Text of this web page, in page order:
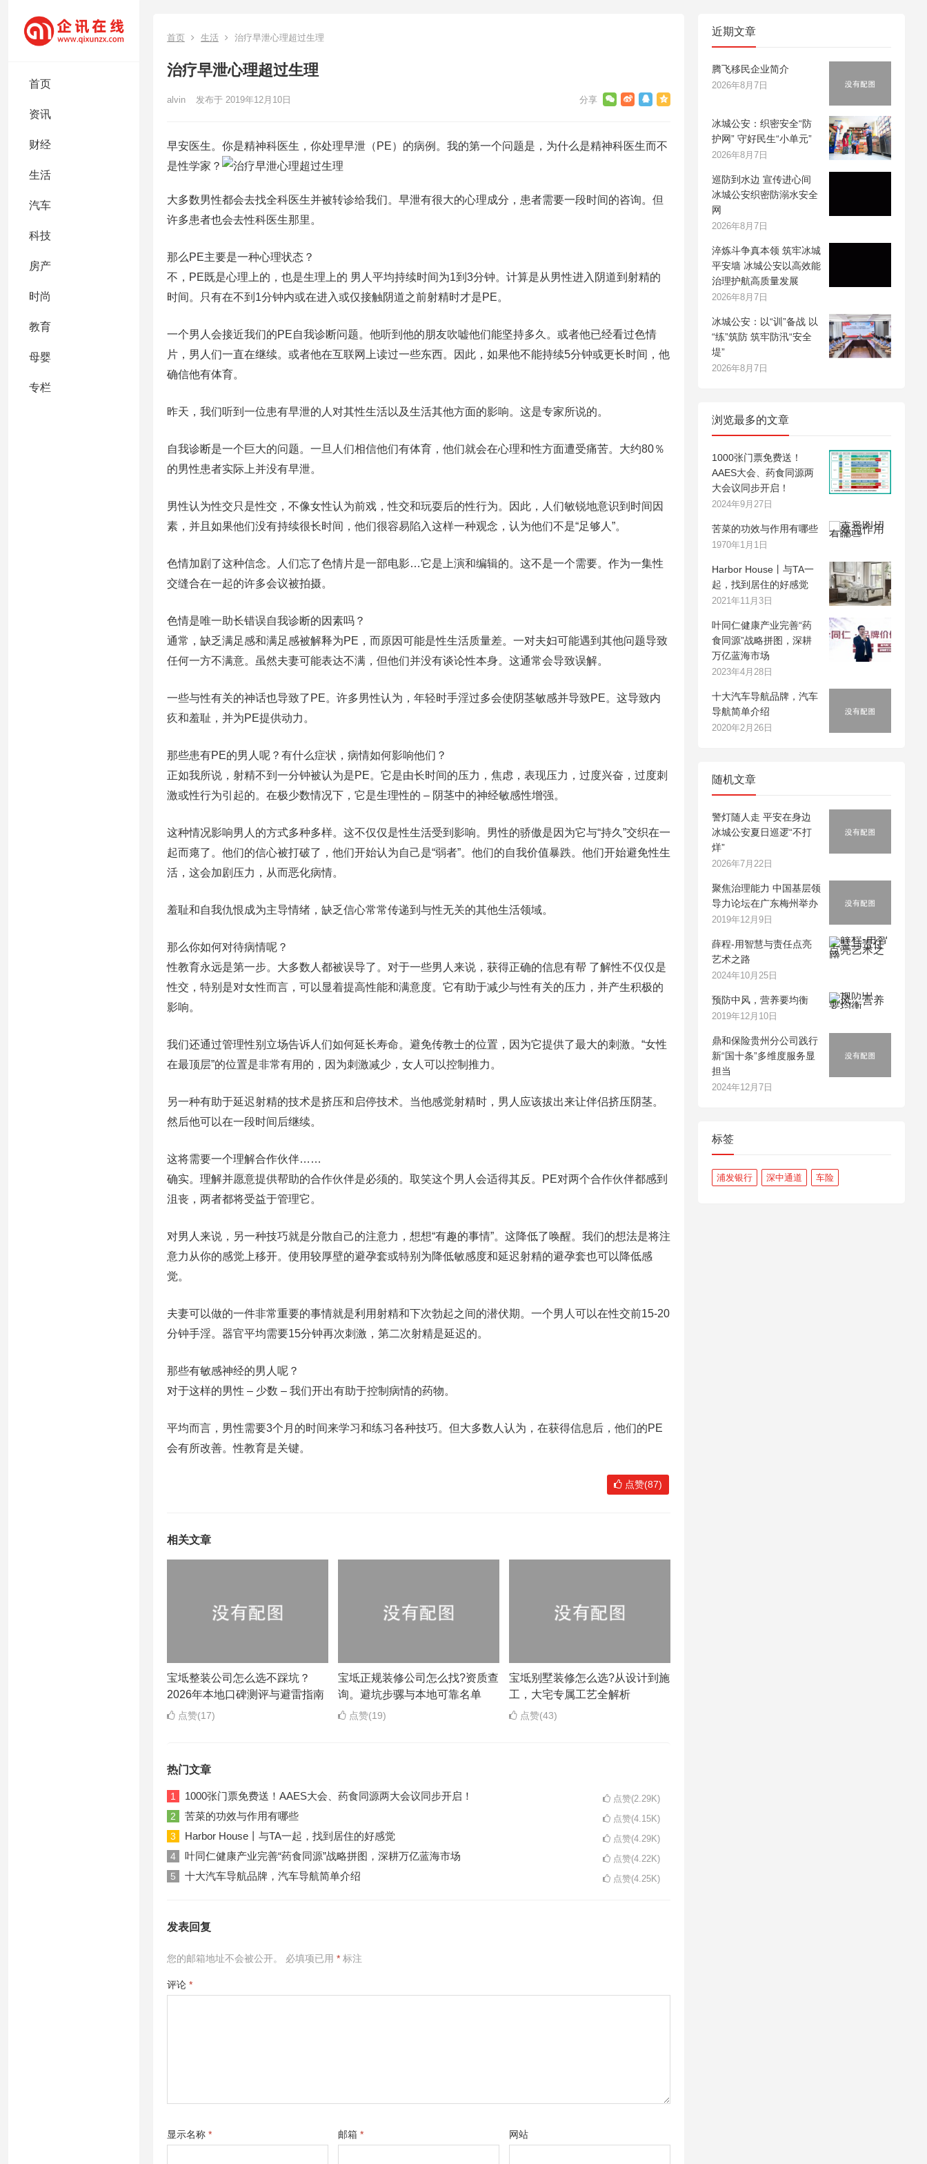
首页
资讯
财经
生活
汽车
科技
房产
时尚
教育
母婴
专栏
首页 生活 治疗早泄心理超过生理
治疗早泄心理超过生理
alvin 发布于 2019年12月10日
早安医生。你是精神科医生，你处理早泄（PE）的病例。我的第一个问题是，为什么是精神科医生而不
是性学家？
大多数男性都会去找全科医生并被转诊给我们。早泄有很大的心理成分，患者需要一段时间的咨询。但
许多患者也会去性科医生那里。
那么PE主要是一种心理状态？
不，PE既是心理上的，也是生理上的 男人平均持续时间为1到3分钟。计算是从男性进入阴道到射精的
时间。只有在不到1分钟内或在进入或仅接触阴道之前射精时才是PE。
一个男人会接近我们的PE自我诊断问题。他听到他的朋友吹嘘他们能坚持多久。或者他已经看过色情
片，男人们一直在继续。或者他在互联网上读过一些东西。因此，如果他不能持续5分钟或更长时间，他
确信他有体育。
昨天，我们听到一位患有早泄的人对其性生活以及生活其他方面的影响。这是专家所说的。
自我诊断是一个巨大的问题。一旦人们相信他们有体育，他们就会在心理和性方面遭受痛苦。大约80％
的男性患者实际上并没有早泄。
男性认为性交只是性交，不像女性认为前戏，性交和玩耍后的性行为。因此，人们敏锐地意识到时间因
素，并且如果他们没有持续很长时间，他们很容易陷入这样一种观念，认为他们不是“足够人”。
色情加剧了这种信念。人们忘了色情片是一部电影…它是上演和编辑的。这不是一个需要。作为一集性
交缝合在一起的许多会议被拍摄。
色情是唯一助长错误自我诊断的因素吗？
通常，缺乏满足感和满足感被解释为PE，而原因可能是性生活质量差。一对夫妇可能遇到其他问题导致
任何一方不满意。虽然夫妻可能表达不满，但他们并没有谈论性本身。这通常会导致误解。
一些与性有关的神话也导致了PE。许多男性认为，年轻时手淫过多会使阴茎敏感并导致PE。这导致内
疚和羞耻，并为PE提供动力。
那些患有PE的男人呢？有什么症状，病情如何影响他们？
正如我所说，射精不到一分钟被认为是PE。它是由长时间的压力，焦虑，表现压力，过度兴奋，过度刺
激或性行为引起的。在极少数情况下，它是生理性的 – 阴茎中的神经敏感性增强。
这种情况影响男人的方式多种多样。这不仅仅是性生活受到影响。男性的骄傲是因为它与“持久”交织在一
起而瘪了。他们的信心被打破了，他们开始认为自己是“弱者”。他们的自我价值暴跌。他们开始避免性生
活，这会加剧压力，从而恶化病情。
羞耻和自我仇恨成为主导情绪，缺乏信心常常传递到与性无关的其他生活领域。
那么你如何对待病情呢？
性教育永远是第一步。大多数人都被误导了。对于一些男人来说，获得正确的信息有帮 了解性不仅仅是
性交，特别是对女性而言，可以显着提高性能和满意度。它有助于减少与性有关的压力，并产生积极的
影响。
我们还通过管理性别立场告诉人们如何延长寿命。避免传教士的位置，因为它提供了最大的刺激。“女性
在最顶层”的位置是非常有用的，因为刺激减少，女人可以控制推力。
另一种有助于延迟射精的技术是挤压和启停技术。当他感觉射精时，男人应该拔出来让伴侣挤压阴茎。
然后他可以在一段时间后继续。
这将需要一个理解合作伙伴……
确实。理解并愿意提供帮助的合作伙伴是必须的。取笑这个男人会适得其反。PE对两个合作伙伴都感到
沮丧，两者都将受益于管理它。
对男人来说，另一种技巧就是分散自己的注意力，想想“有趣的事情”。这降低了唤醒。我们的想法是将注
意力从你的感觉上移开。使用较厚壁的避孕套或特别为降低敏感度和延迟射精的避孕套也可以降低感
觉。
夫妻可以做的一件非常重要的事情就是利用射精和下次勃起之间的潜伏期。一个男人可以在性交前15-20
分钟手淫。器官平均需要15分钟再次刺激，第二次射精是延迟的。
那些有敏感神经的男人呢？
对于这样的男性 – 少数 – 我们开出有助于控制病情的药物。
平均而言，男性需要3个月的时间来学习和练习各种技巧。但大多数人认为，在获得信息后，他们的PE
会有所改善。性教育是关键。
点赞(87)
相关文章
宝坻整装公司怎么选不踩坑？
2026年本地口碑测评与避雷指南
点赞(17)
宝坻正规装修公司怎么找?资质查
询。避坑步骡与本地可靠名单
点赞(19)
宝坻别墅装修怎么选?从设计到施
工，大宅专属工艺全解析
点赞(43)
热门文章
1 1000张门票免费送！AAES大会、药食同源两大会议同步开启！ 点赞(2.29K)
2 苦菜的功效与作用有哪些 点赞(4.15K)
3 Harbor House丨与TA一起，找到居住的好感觉 点赞(4.29K)
4 叶同仁健康产业完善“药食同源”战略拼图，深耕万亿蓝海市场 点赞(4.22K)
5 十大汽车导航品牌，汽车导航简单介绍 点赞(4.25K)
发表回复
您的邮箱地址不会被公开。 必填项已用 * 标注
评论 *
显示名称 * 邮箱* 网站
近期文章
腾飞移民企业简介
2026年8月7日
冰城公安：织密安全“防
护网” 守好民生“小单元”
2026年8月7日
巡防到水边 宣传进心间
冰城公安织密防溺水安全
网
2026年8月7日
淬炼斗争真本领 筑牢冰城
平安墙 冰城公安以高效能
治理护航高质量发展
2026年8月7日
冰城公安：以“训”备战 以
“练”筑防 筑牢防汛“安全
堤”
2026年8月7日
浏览最多的文章
1000张门票免费送！
AAES大会、药食同源两
大会议同步开启！
2024年9月27日
苦菜的功效与作用有哪些
1970年1月1日
Harbor House丨与TA一
起，找到居住的好感觉
2021年11月3日
叶同仁健康产业完善“药
食同源”战略拼图，深耕
万亿蓝海市场
2023年4月28日
十大汽车导航品牌，汽车
导航简单介绍
2020年2月26日
随机文章
警灯随人走 平安在身边
冰城公安夏日巡逻“不打
烊”
2026年7月22日
聚焦治理能力 中国基层领
导力论坛在广东梅州举办
2019年12月9日
薛程-用智慧与责任点亮
艺术之路
2024年10月25日
预防中风，营养要均衡
2019年12月10日
鼎和保险贵州分公司践行
新“国十条”多维度服务显
担当
2024年12月7日
标签
浦发银行 深中通道 车险